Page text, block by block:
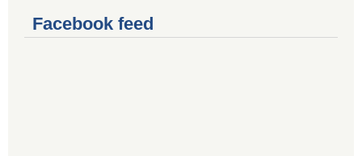
Facebook feed